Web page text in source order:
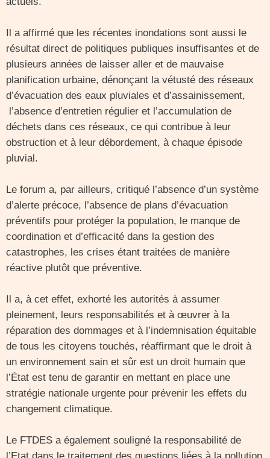
Il a affirmé que les récentes inondations sont aussi le
résultat direct de politiques publiques insuffisantes et de
plusieurs années de laisser aller et de mauvaise
planification urbaine, dénonçant la vétusté des réseaux
d’évacuation des eaux pluviales et d’assainissement,
l’absence d’entretien régulier et l’accumulation de
déchets dans ces réseaux, ce qui contribue à leur
obstruction et à leur débordement, à chaque épisode
pluvial.
Le forum a, par ailleurs, critiqué l’absence d’un système
d’alerte précoce, l’absence de plans d’évacuation
préventifs pour protéger la population, le manque de
coordination et d’efficacité dans la gestion des
catastrophes, les crises étant traitées de manière
réactive plutôt que préventive.
Il a, à cet effet, exhorté les autorités à assumer
pleinement, leurs responsabilités et à œuvrer à la
réparation des dommages et à l’indemnisation équitable
de tous les citoyens touchés, réaffirmant que le droit à
un environnement sain et sûr est un droit humain que
l’État est tenu de garantir en mettant en place une
stratégie nationale urgente pour prévenir les effets du
changement climatique.
Le FTDES a également souligné la responsabilité de